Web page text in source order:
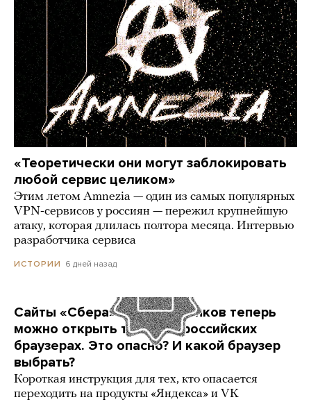
«Теоретически они могут заблокировать
любой сервис целиком»
Этим летом Amnezia — один из самых популярных
VPN-сервисов у россиян — пережил крупнейшую
атаку, которая длилась полтора месяца. Интервью
разработчика сервиса
ИСТОРИИ 6 дней назад
Сайты «Сбера» и других банков теперь
можно открыть только в российских
браузерах. Это опасно? И какой браузер
выбрать?
Короткая инструкция для тех, кто опасается
переходить на продукты «Яндекса» и VK